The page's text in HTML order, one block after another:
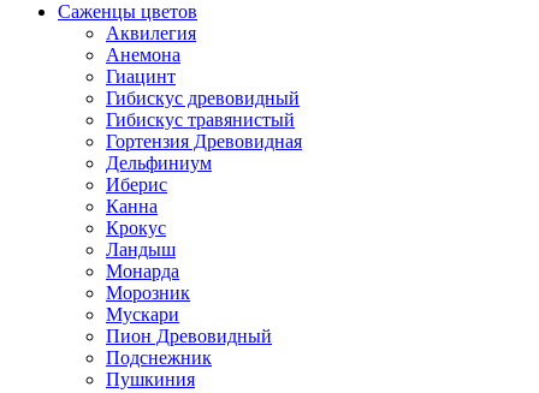
Саженцы цветов
Аквилегия
Анемона
Гиацинт
Гибискус древовидный
Гибискус травянистый
Гортензия Древовидная
Дельфиниум
Иберис
Канна
Крокус
Ландыш
Монарда
Морозник
Мускари
Пион Древовидный
Подснежник
Пушкиния